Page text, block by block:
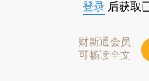
登录 后获取
财新通会员
可畅读全文